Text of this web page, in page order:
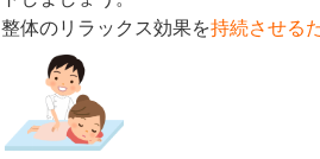
整体のリラックス効果を持続させる